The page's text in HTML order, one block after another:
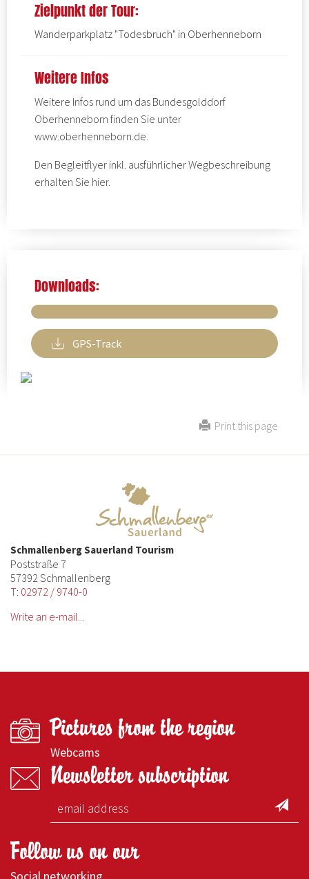
Zielpunkt der Tour:
Wanderparkplatz "Todesbruch" in Oberhenneborn
Weitere Infos
Weitere Infos rund um das Bundesgolddorf
Oberhenneborn finden Sie unter
www.oberhenneborn.de.
Den Begleitflyer inkl. ausführlicher Wegbeschreibung
erhalten Sie hier.
Downloads:
GPS-Track
Print this page
Schmallenberg Sauerland Tourism
Poststraße 7
57392 Schmallenberg
T: 02972 / 9740-0
Write an e-mail...
Pictures from the region
Webcams
Newsletter subscription
Follow us on our
Social networking